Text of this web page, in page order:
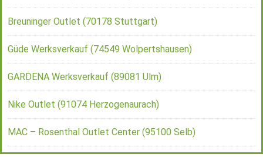
Breuninger Outlet (70178 Stuttgart)
Güde Werksverkauf (74549 Wolpertshausen)
GARDENA Werksverkauf (89081 Ulm)
Nike Outlet (91074 Herzogenaurach)
MAC – Rosenthal Outlet Center (95100 Selb)